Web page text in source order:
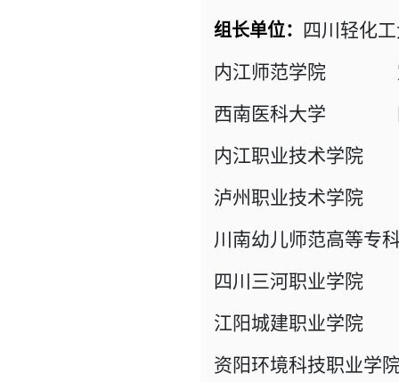
组长单位： 四川轻化
内江师范学院
西南医科大学 四
内江职业技术学院
泸州职业技术学院
川南幼儿师范高等专
四川三河职业学院
江阳城建职业学院
资阳环境科技职业